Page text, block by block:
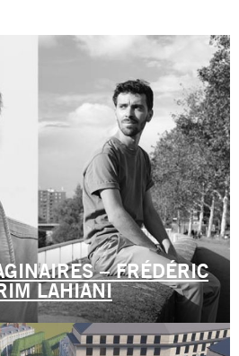
– FRÉDÉRIC
LAHIANI